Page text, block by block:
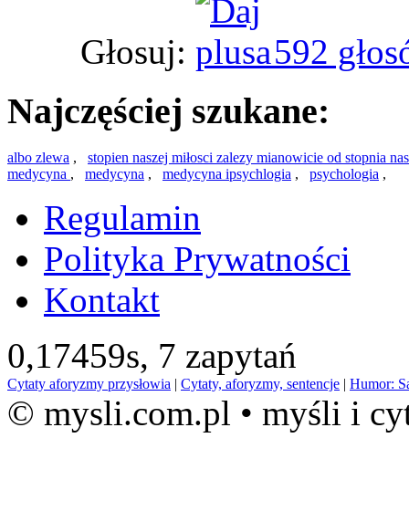
Głosuj: 592
Najczęściej szukane:
albo zlewa , stopien naszej miłosci zalezy mianowicie od stopnia
medycyna , medycyna , medycyna ipsychlogia , psychologia ,
Regulamin
Polityka Prywatności
Kontakt
0,17459s, 7 zapytań
Cytaty aforyzmy przysłowia | Cytaty, aforyzmy, sentencje | Humor:
© mysli.com.pl • myśli i